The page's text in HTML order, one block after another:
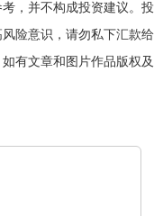
，并不构成投资建议。投
险意识，请勿私下汇款给
有文章和图片作品版权及